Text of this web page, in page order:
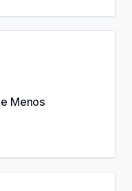
Menos